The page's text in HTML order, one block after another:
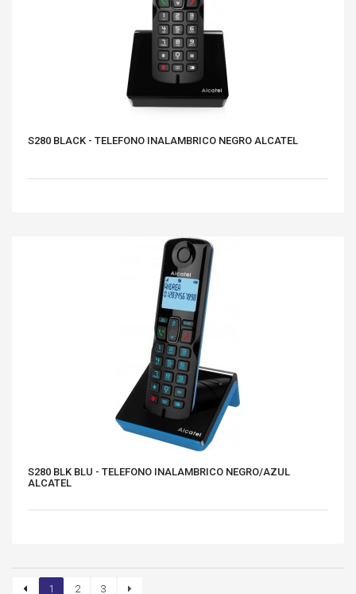
S280 BLACK - TELEFONO INALAMBRICO NEGRO ALCATEL
S280 BLK BLU - TELEFONO INALAMBRICO NEGRO/AZUL
ALCATEL
1 2 3